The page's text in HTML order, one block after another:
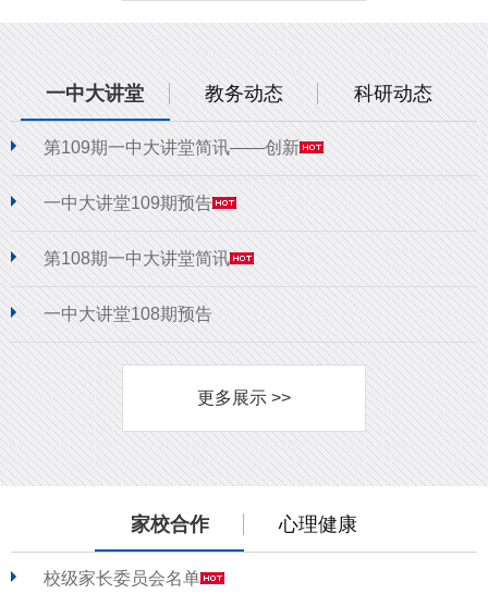
一中大讲堂 教务动态 科研动态
第109期一中大讲堂简讯——创新
一中大讲堂109期预告
第108期一中大讲堂简讯
一中大讲堂108期预告
更多展示 >>
家校合作 心理健康
校级家长委员会名单